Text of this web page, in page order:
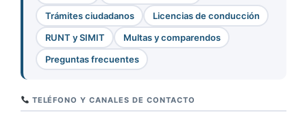
Trámites ciudadanos
Licencias de conducción
RUNT y SIMIT
Multas y comparendos
Preguntas frecuentes
TELÉFONO Y CANALES DE CONTACTO